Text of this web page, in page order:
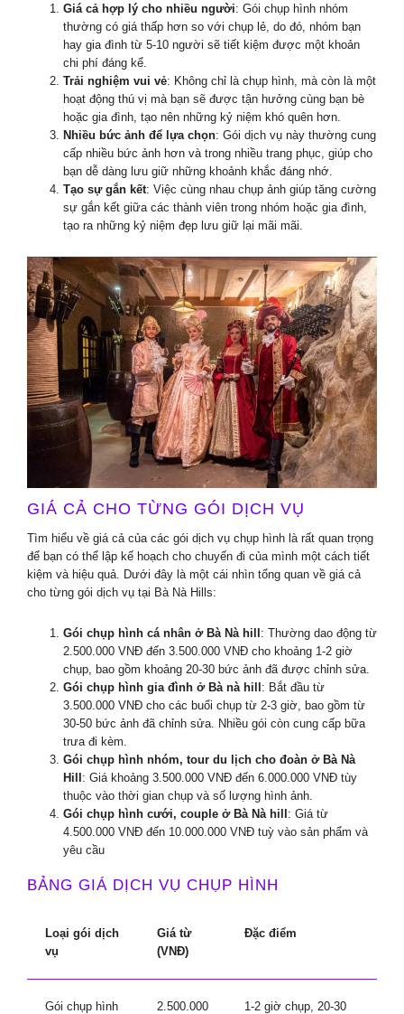
Giá cả hợp lý cho nhiều người: Gói chụp hình nhóm
thường có giá thấp hơn so với chụp lẻ, do đó, nhóm bạn
hay gia đình từ 5-10 người sẽ tiết kiệm được một khoản
chi phí đáng kể.
Trải nghiệm vui vẻ: Không chỉ là chụp hình, mà còn là một
hoạt động thú vị mà bạn sẽ được tận hưởng cùng bạn bè
hoặc gia đình, tạo nên những kỷ niệm khó quên hơn.
Nhiều bức ảnh để lựa chọn: Gói dịch vụ này thường cung
cấp nhiều bức ảnh hơn và trong nhiều trang phục, giúp cho
bạn dễ dàng lưu giữ những khoảnh khắc đáng nhớ.
Tạo sự gắn kết: Việc cùng nhau chụp ảnh giúp tăng cường
sự gắn kết giữa các thành viên trong nhóm hoặc gia đình,
tạo ra những kỷ niệm đẹp lưu giữ lại mãi mãi.
GIÁ CẢ CHO TỪNG GÓI DỊCH VỤ
Tìm hiểu về giá cả của các gói dịch vụ chụp hình là rất quan trọng
để bạn có thể lập kế hoạch cho chuyến đi của mình một cách tiết
kiệm và hiệu quả. Dưới đây là một cái nhìn tổng quan về giá cả
cho từng gói dịch vụ tại Bà Nà Hills:
Gói chụp hình cá nhân ở Bà Nà hill: Thường dao động từ
2.500.000 VNĐ đến 3.500.000 VNĐ cho khoảng 1-2 giờ
chụp, bao gồm khoảng 20-30 bức ảnh đã được chỉnh sửa.
Gói chụp hình gia đình ở Bà nà hill: Bắt đầu từ
3.500.000 VNĐ cho các buổi chụp từ 2-3 giờ, bao gồm từ
30-50 bức ảnh đã chỉnh sửa. Nhiều gói còn cung cấp bữa
trưa đi kèm.
Gói chụp hình nhóm, tour du lịch cho đoàn ở Bà Nà
Hill: Giá khoảng 3.500.000 VNĐ đến 6.000.000 VNĐ tùy
thuộc vào thời gian chụp và số lượng hình ảnh.
Gói chụp hình cưới, couple ở Bà Nà hill: Giá từ
4.500.000 VNĐ đến 10.000.000 VNĐ tuỳ vào sản phẩm và
yêu cầu
BẢNG GIÁ DỊCH VỤ CHỤP HÌNH
Loại gói dịch
vụ
Giá từ
(VNĐ)
Đặc điểm
Gói chụp hình
2.500.000
1-2 giờ chụp, 20-30